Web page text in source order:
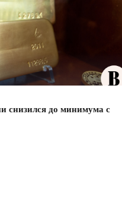
снизился до минимума с